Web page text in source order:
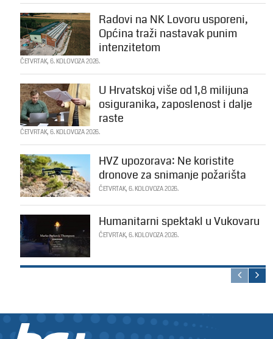
Radovi na NK Lovoru usporeni,
Općina traži nastavak punim
intenzitetom
ČETVRTAK, 6. KOLOVOZA 2026.
U Hrvatskoj više od 1,8 milijuna
osiguranika, zaposlenost i dalje
raste
ČETVRTAK, 6. KOLOVOZA 2026.
HVZ upozorava: Ne koristite
dronove za snimanje požarišta
ČETVRTAK, 6. KOLOVOZA 2026.
Humanitarni spektakl u Vukovaru
ČETVRTAK, 6. KOLOVOZA 2026.